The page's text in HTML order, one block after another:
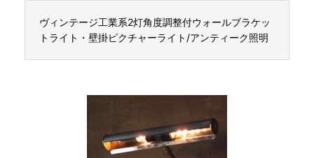
ヴィンテージ工業系2灯角度調整付ウォールブラケッ
トライト・壁掛ピクチャーライト/アンティーク照明